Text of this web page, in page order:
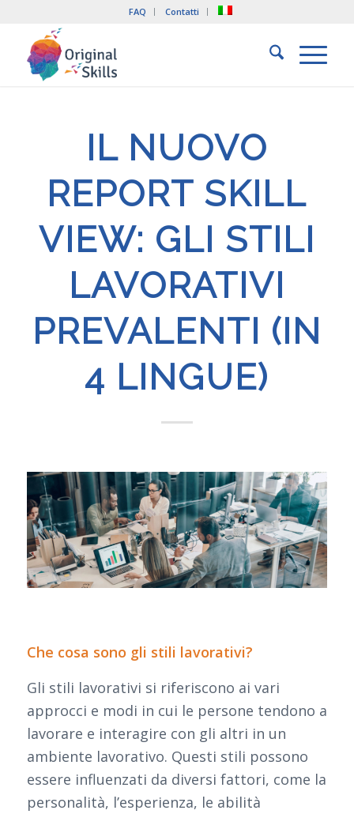
FAQ Contatti
IL NUOVO
REPORT SKILL
VIEW: GLI STILI
LAVORATIVI
PREVALENTI (IN
4 LINGUE)
Che cosa sono gli stili lavorativi?
Gli stili lavorativi si riferiscono ai vari
approcci e modi in cui le persone tendono a
lavorare e interagire con gli altri in un
ambiente lavorativo. Questi stili possono
essere influenzati da diversi fattori, come la
personalità, l’esperienza, le abilità